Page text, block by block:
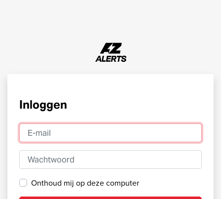
Inloggen
E-mail
Wachtwoord
Onthoud mij op deze computer